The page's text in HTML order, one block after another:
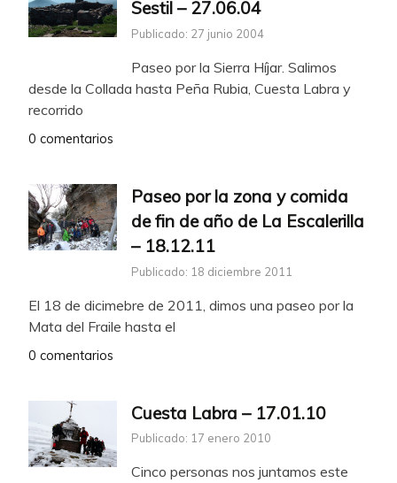
Sestil – 27.06.04
Publicado: 27 junio 2004
Paseo por la Sierra Híjar. Salimos
desde la Collada hasta Peña Rubia, Cuesta Labra y
recorrido
0 comentarios
Paseo por la zona y comida
de fin de año de La Escalerilla
– 18.12.11
Publicado: 18 diciembre 2011
El 18 de dicimebre de 2011, dimos una paseo por la
Mata del Fraile hasta el
0 comentarios
Cuesta Labra – 17.01.10
Publicado: 17 enero 2010
Cinco personas nos juntamos este